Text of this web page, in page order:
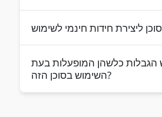
הגבלות כלשהן המופעלות בעת
השימוש בסוכן הזה?